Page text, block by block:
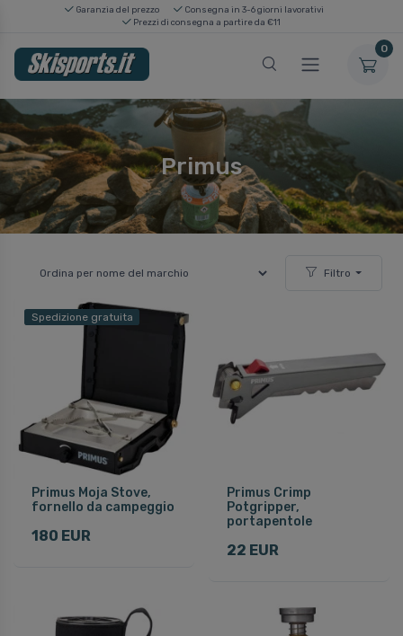
Garanzia del prezzo
Consegna in 3-6 giorni lavorativi
Prezzi di consegna a partire da €11
0
Primus
Filtro
Spedizione gratuita
Primus Moja Stove,
fornello da campeggio
180 EUR
Primus Crimp
Potgripper,
portapentole
22 EUR